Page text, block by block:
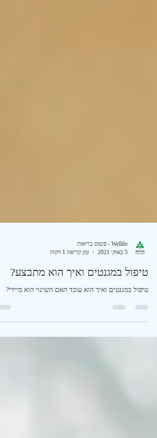
5 באוק׳ 2021
זמן קריאה 1 דקות
טיפול במגנטים ואיך הוא מתבצע?
טיפול במגנטים ואיך הוא עובד האם השינוי הוא מיידי?